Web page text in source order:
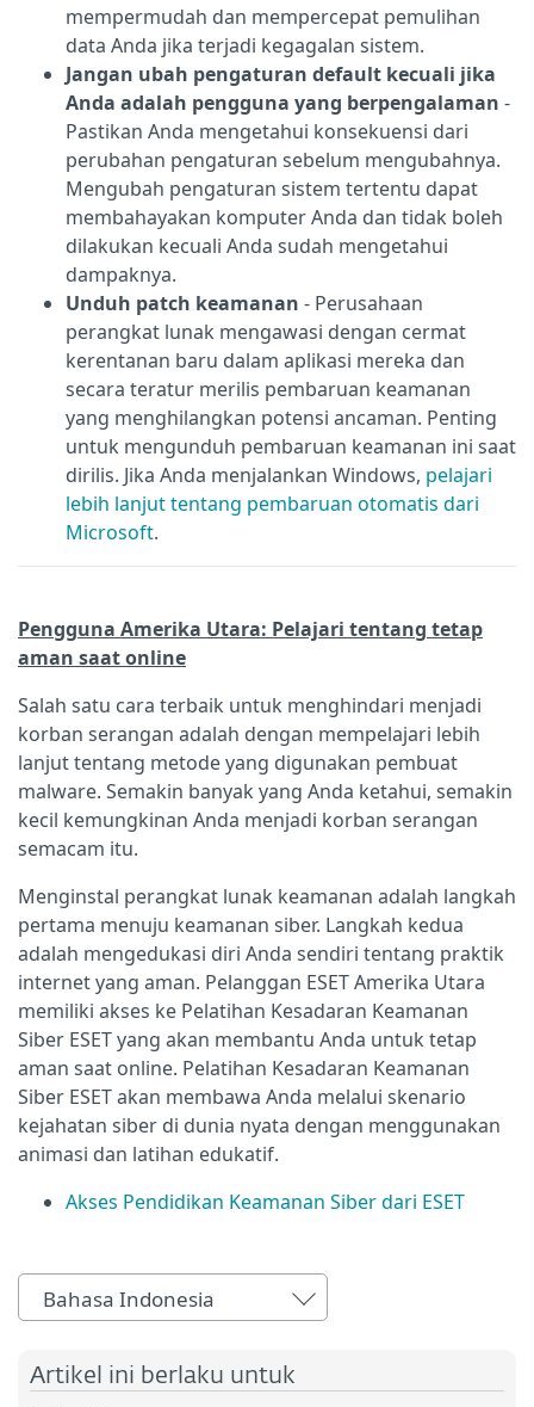
mempermudah dan mempercepat pemulihan
data Anda jika terjadi kegagalan sistem.
Jangan ubah pengaturan default kecuali jika
Anda adalah pengguna yang berpengalaman -
Pastikan Anda mengetahui konsekuensi dari
perubahan pengaturan sebelum mengubahnya.
Mengubah pengaturan sistem tertentu dapat
membahayakan komputer Anda dan tidak boleh
dilakukan kecuali Anda sudah mengetahui
dampaknya.
Unduh patch keamanan - Perusahaan
perangkat lunak mengawasi dengan cermat
kerentanan baru dalam aplikasi mereka dan
secara teratur merilis pembaruan keamanan
yang menghilangkan potensi ancaman. Penting
untuk mengunduh pembaruan keamanan ini saat
dirilis. Jika Anda menjalankan Windows, pelajari
lebih lanjut tentang pembaruan otomatis dari
Microsoft.
Pengguna Amerika Utara: Pelajari tentang tetap
aman saat online
Salah satu cara terbaik untuk menghindari menjadi
korban serangan adalah dengan mempelajari lebih
lanjut tentang metode yang digunakan pembuat
malware. Semakin banyak yang Anda ketahui, semakin
kecil kemungkinan Anda menjadi korban serangan
semacam itu.
Menginstal perangkat lunak keamanan adalah langkah
pertama menuju keamanan siber. Langkah kedua
adalah mengedukasi diri Anda sendiri tentang praktik
internet yang aman. Pelanggan ESET Amerika Utara
memiliki akses ke Pelatihan Kesadaran Keamanan
Siber ESET yang akan membantu Anda untuk tetap
aman saat online. Pelatihan Kesadaran Keamanan
Siber ESET akan membawa Anda melalui skenario
kejahatan siber di dunia nyata dengan menggunakan
animasi dan latihan edukatif.
Akses Pendidikan Keamanan Siber dari ESET
Bahasa Indonesia
Artikel ini berlaku untuk